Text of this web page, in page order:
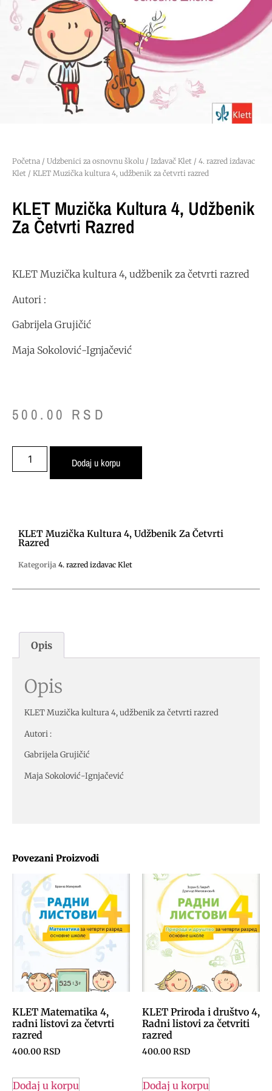
Početna / Udzbenici za osnovnu školu / Izdavač Klet / 4. razred izdavac
Klet / KLET Muzička kultura 4, udžbenik za četvrti razred
KLET Muzička Kultura 4, Udžbenik
Za Četvrti Razred
KLET Muzička kultura 4, udžbenik za četvrti razred
Autori :
Gabrijela Grujičić
Maja Sokolović-Ignjačević
500.00 RSD
Dodaj u korpu
Povezani Proizvodi
KLET Matematika 4,
radni listovi za četvrti
razred
400.00RSD
Dodaj u korpu
KLET Priroda i društvo 4,
Radni listovi za četvriti
razred
400.00RSD
Dodaj u korpu
KLET Muzička Kultura 4, Udžbenik Za Četvrti
Razred
Kategorija 4. razred izdavac Klet
Opis
Opis
KLET Muzička kultura 4, udžbenik za četvrti razred
Autori :
Gabrijela Grujičić
Maja Sokolović-Ignjačević